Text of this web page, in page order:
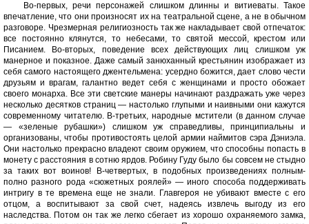
Во-первых, речи персонажей слишком длинны и витиеваты. Такое
впечатление, что они произносят их на театральной сцене, а не в обычном
разговоре. Чрезмерная религиозность так же накладывает свой отпечаток:
все постоянно клянутся, то небесами, то святой мессой, крестом или
Писанием. Во-вторых, поведение всех действующих лиц слишком уж
манерное и показное. Даже самый занюханный крестьянин изображает из
себя самого настоящего джентельмена: усердно божится, дает слово чести
друзьям и врагам, галантно ведет себя с женщинами и просто обожает
своего монарха. Все эти светские манеры начинают раздражать уже через
несколько десятков страниц — настолько глупыми и наивными они кажутся
современному читателю. В-третьих, народные мстители (в данном случае
— «зеленые рубашки») слишком уж справедливы, принципиальны и
организованы, чтобы противостоять целой армии наймитов сэра Дэниэла.
Они настолько прекрасно владеют своим оружием, что способны попасть в
монету с расстояния в сотню ярдов. Робину Гуду было бы совсем не стыдно
за таких вот воинов! В-четвертых, в подобных произведениях полным-
полно разного рода «сюжетных роялей» — иного способа поддерживать
интригу в те времена еще не знали. Главгероя не убивают вместе с его
отцом, а воспитывают за свой счет, надеясь извлечь выгоду из его
наследства. Потом он так же легко сбегает из хорошо охраняемого замка,